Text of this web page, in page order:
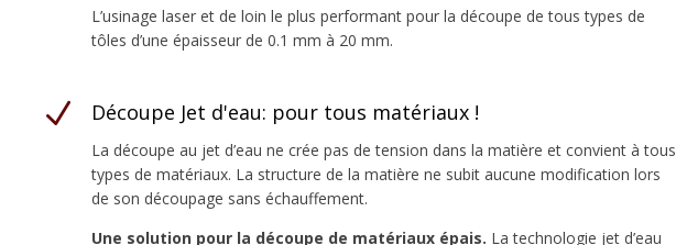
L’usinage laser et de loin le plus performant pour la découpe de tous types de
tôles d’une épaisseur de 0.1 mm à 20 mm.
N Découpe Jet d'eau: pour tous matériaux !
La découpe au jet d’eaune crée pas de tension dans la matière et convient à tous
types de matériaux. La structure de la matière ne subit aucune modification lors
de son découpage sans échauffement.
Une solution pour la découpe de matériaux épais. La technologie jet d’eau